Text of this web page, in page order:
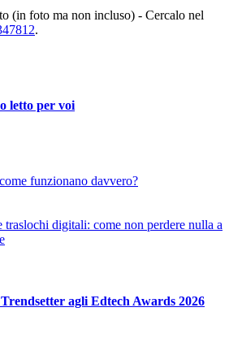
(in foto ma non incluso) - Cercalo nel
.
letto per voi
funzionano davvero?
traslochi digitali: come non perdere nulla a
agli Edtech Awards 2026